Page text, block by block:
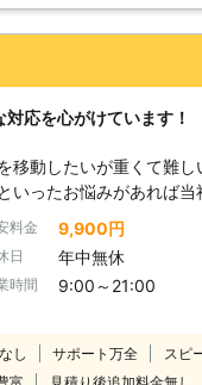
応を心がけています！
移動したいが重くて難
いったお悩みがあれば
大切な家具をご指定の場
家具移動が難しくて諦め
移動は無理しておこなう
れがあります。決して無
スタッフが在籍しており
心してお任せください
料金 9,900円
日 年中無休
時間 9:00～21:00
し サポート万全 スピ
富 見積り後追加料金無し